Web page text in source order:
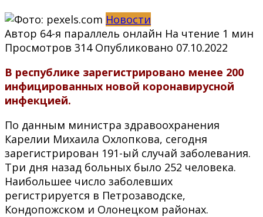
Новости
Автор 64-я параллель онлайн На чтение 1 мин
Просмотров 314 Опубликовано 07.10.2022
В республике зарегистрировано менее 200
инфицированных новой коронавирусной
инфекцией.
По данным министра здравоохранения
Карелии Михаила Охлопкова, сегодня
зарегистрирован 191-ый случай заболевания.
Три дня назад больных было 252 человека.
Наибольшее число заболевших
регистрируется в Петрозаводске,
Кондопожском и Олонецком районах.